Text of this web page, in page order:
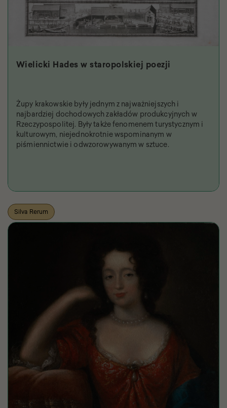
Wielicki Hades w staropolskiej poezji
Żupy krakowskie były jednym z najważniejszych i
najbardziej dochodowych zakładów produkcyjnych w
Rzeczypospolitej. Były także fenomenem turystycznym i
kulturowym, niejednokrotnie wspominanym w
piśmiennictwie i odwzorowywanym w sztuce.
Silva Rerum